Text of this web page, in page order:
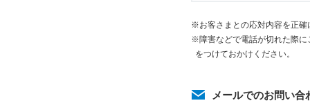
※お客さまとの応対内容を正確
※障害などで電話が切れた際に
をつけておかけください。
メールでのお問い合